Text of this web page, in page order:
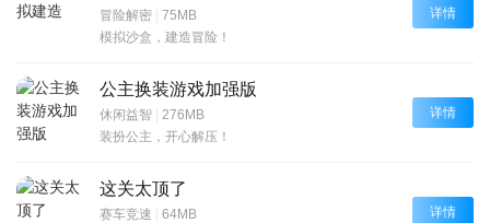
冒险解密 | 75MB
模拟沙盒，建造冒险！
详情
公主换装游戏加强版
休闲益智 | 276MB
装扮公主，开心解压！
详情
这关太顶了
赛车竞速 | 64MB
详情